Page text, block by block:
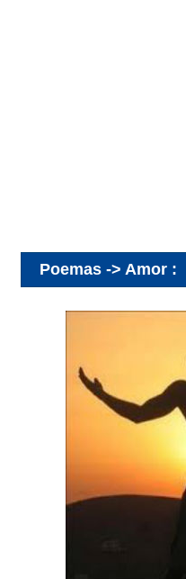
Poemas -> Amor :